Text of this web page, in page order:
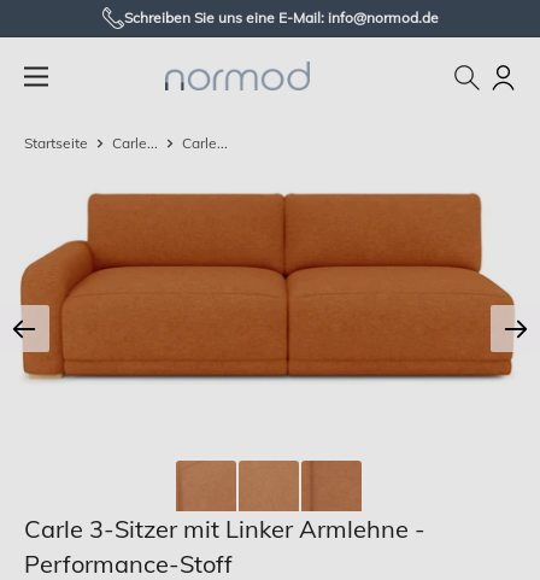
springen
Schreiben Sie uns eine E-Mail: info@normod.de
Normod
Startseite Carle... Carle...
Carle 3-Sitzer mit Linker Armlehne -
Performance-Stoff